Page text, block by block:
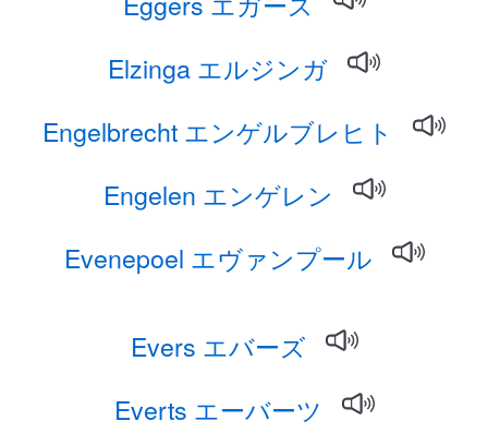
Elzinga エルジンガ
Engelbrecht エンゲルブレヒト
Engelen エンゲレン
Evenepoel エヴァンプール
Evers エバーズ
Everts エーバーツ